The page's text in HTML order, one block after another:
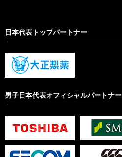
日本代表トップパートナー
男子日本代表オフィシャルパートナー